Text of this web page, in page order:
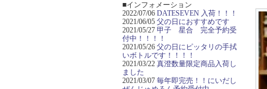
■インフォメーション
2022/07/06 DATESEVEN 入荷！！！
2021/06/05 父の日におすすめです
2021/05/27 甲子 星合 完全予約受
付中！！！！
2021/05/26 父の日にピッタリの手拭
いボトルです！！！！
2021/03/22 真澄数量限定商品入荷し
ました
2021/03/07 毎年即完売！！にいだし